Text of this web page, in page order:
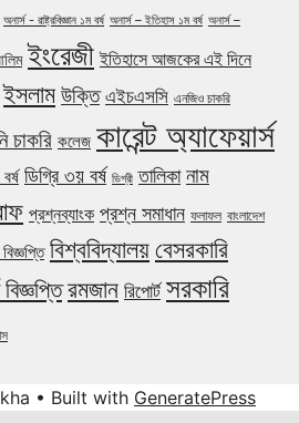
অনার্স - রাষ্ট্রবিজ্ঞান ১ম বর্ষ অনার্স – ইতিহাস ১ম বর্ষ অনার্স –
ইংরেজী ইতিহাসে আজকের এই দিনে
ইসলাম উক্তি এইচএসসি এনজিও চাকরি
চাকরি কলেজ কারেন্ট অ্যাফেয়ার্স
ডিগ্রি ৩য় বর্ষ ডিগ্রী তালিকা নাম
প্রশ্নব্যাংক প্রশ্ন সমাধান ফলাফল বাংলাদেশ
বিশ্ববিদ্যালয়বেসরকারি
রমজান রিপোর্ট সরকারি
• Built with GeneratePress